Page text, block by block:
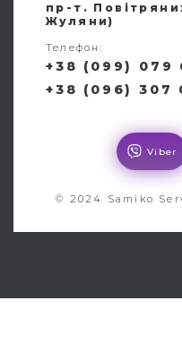
пр-т.
Жуляни)
Телефон:
+38 (099) 079
+38 (096) 307
Viber
© 2024 Samiko